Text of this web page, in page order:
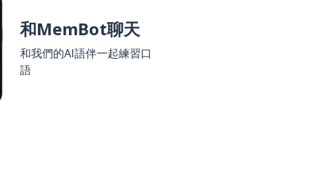
和MemBot聊天
和我們的AI語伴一起練習口
語